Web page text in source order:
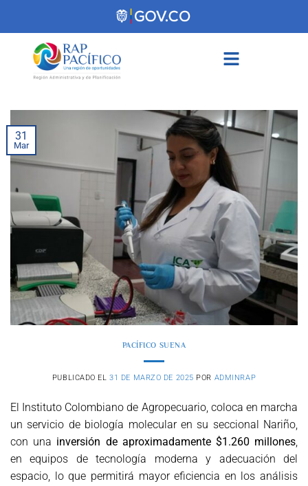
31
Mar
PACÍFICO SUENA
PUBLICADO EL31 DE MARZO DE 2025 POR ADMINRAP
El Instituto Colombiano de Agropecuario, coloca en marcha
un servicio de biología molecular en su seccional Nariño,
con una inversión de aproximadamente $1.260 millones,
en equipos de tecnología moderna y adecuación del
espacio, lo que permitirá mayor eficiencia en los análisis